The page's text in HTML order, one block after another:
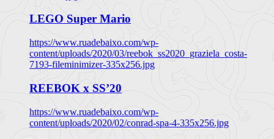
LEGO Super Mario
https://www.ruadebaixo.com/wp-
content/uploads/2020/03/reebok_ss2020_graziela_costa-
7193-fileminimizer-335x256.jpg
REEBOK x SS’20
https://www.ruadebaixo.com/wp-
content/uploads/2020/02/conrad-spa-4-335x256.jpg